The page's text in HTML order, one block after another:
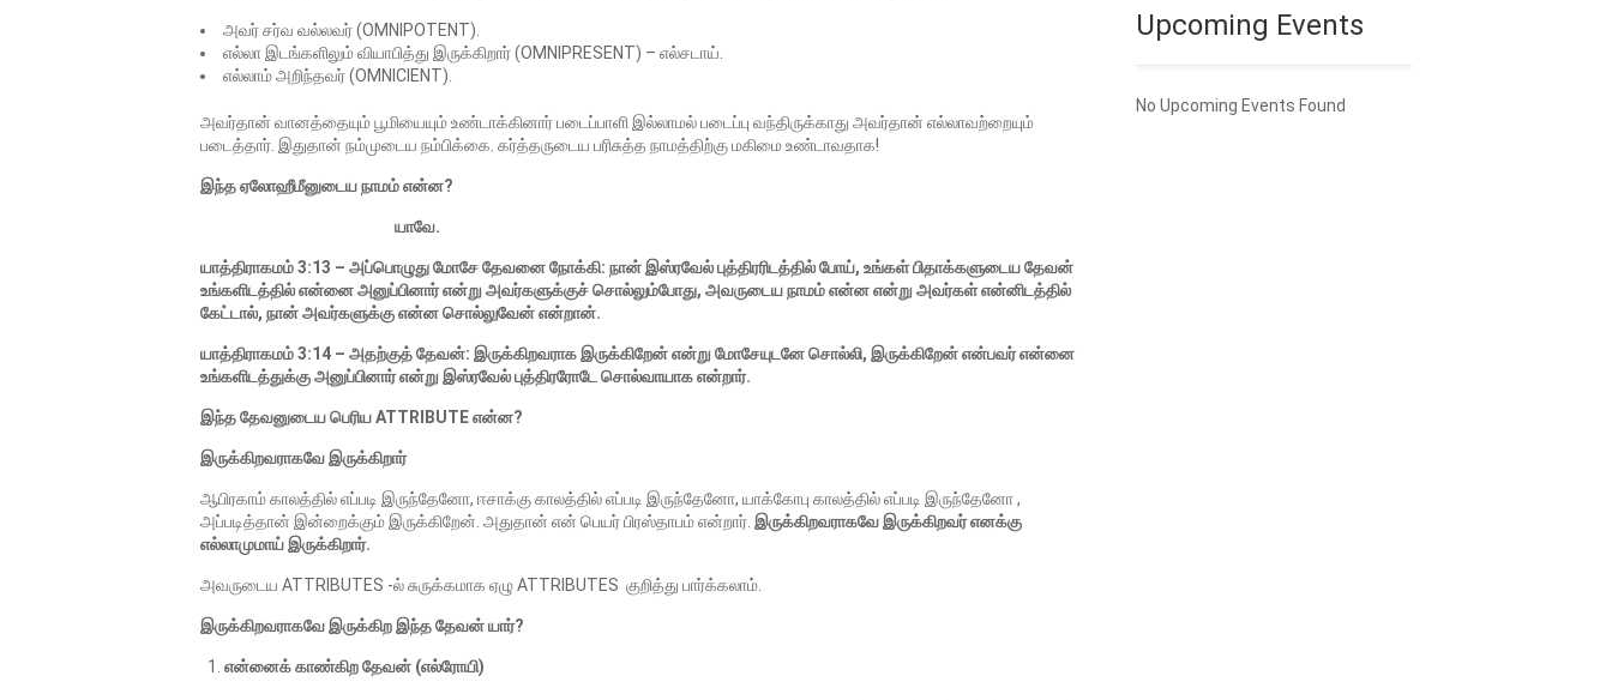
அவர் சர்வ வல்லவர் (OMNIPOTENT).
எல்லா இடங்களிலும் வியாபித்து இருக்கிறார் (OMNIPRESENT) – எல்சடாய்.
எல்லாம் அறிந்தவர் (OMNICIENT).
அவர்தான் வானத்தையும் பூமியையும் உண்டாக்கினார் படைப்பாளி இல்லாமல் படைப்பு வந்திருக்காது அவர்தான் எல்லாவற்றையும்
படைத்தார். இதுதான் நம்முடைய நம்பிக்கை. கர்த்தருடைய பரிசுத்த நாமத்திற்கு மகிமை உண்டாவதாக!
இந்த ஏலோஹீமீனுடைய நாமம் என்ன?
யாவே.
யாத்திராகமம் 3:13 – அப்பொழுது மோசே தேவனை நோக்கி: நான் இஸ்ரவேல் புத்திரரிடத்தில் போய், உங்கள் பிதாக்களுடைய தேவன்
உங்களிடத்தில் என்னை அனுப்பினார் என்று அவர்களுக்குச் சொல்லும்போது, அவருடைய நாமம் என்ன என்று அவர்கள் என்னிடத்தில்
கேட்டால், நான் அவர்களுக்கு என்ன சொல்லுவேன் என்றான்.
யாத்திராகமம் 3:14 – அதற்குத் தேவன்: இருக்கிறவராக இருக்கிறேன் என்று மோசேயுடனே சொல்லி, இருக்கிறேன் என்பவர் என்னை
உங்களிடத்துக்கு அனுப்பினார் என்று இஸ்ரவேல் புத்திரரோடே சொல்வாயாக என்றார்.
இந்த தேவனுடைய பெரிய ATTRIBUTE என்ன?
இருக்கிறவராகவே இருக்கிறார்
ஆபிரகாம் காலத்தில் எப்படி இருந்தேனோ, ஈசாக்கு காலத்தில் எப்படி இருந்தேனோ, யாக்கோபு காலத்தில் எப்படி இருந்தேனோ ,
அப்படித்தான் இன்றைக்கும் இருக்கிறேன். அதுதான் என் பெயர் பிரஸ்தாபம் என்றார். இருக்கிறவராகவே இருக்கிறவர் எனக்கு
எல்லாமுமாய் இருக்கிறார்.
அவருடைய ATTRIBUTES -ல் சுருக்கமாக ஏழு ATTRIBUTES குறித்து பார்க்கலாம்.
இருக்கிறவராகவேஇருக்கிறஇந்த தேவன் யார்?
என்னைக் காண்கிற தேவன் (எல்ரோயி)
Upcoming Events
No Upcoming Events Found